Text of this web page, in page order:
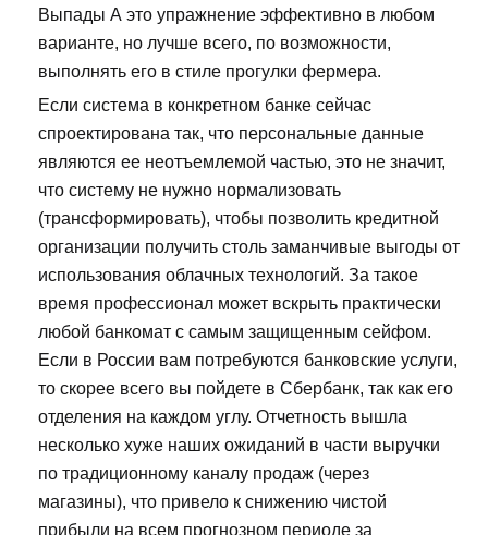
Выпады А это упражнение эффективно в любом
варианте, но лучше всего, по возможности,
выполнять его в стиле прогулки фермера.
Если система в конкретном банке сейчас
спроектирована так, что персональные данные
являются ее неотъемлемой частью, это не значит,
что систему не нужно нормализовать
(трансформировать), чтобы позволить кредитной
организации получить столь заманчивые выгоды от
использования облачных технологий. За такое
время профессионал может вскрыть практически
любой банкомат с самым защищенным сейфом.
Если в России вам потребуются банковские услуги,
то скорее всего вы пойдете в Сбербанк, так как его
отделения на каждом углу. Отчетность вышла
несколько хуже наших ожиданий в части выручки
по традиционному каналу продаж (через
магазины), что привело к снижению чистой
прибыли на всем прогнозном периоде за